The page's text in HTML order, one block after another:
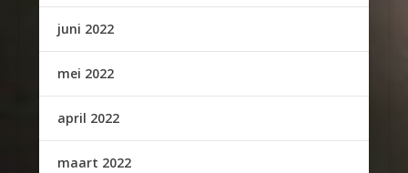
juni 2022
mei 2022
april 2022
maart 2022